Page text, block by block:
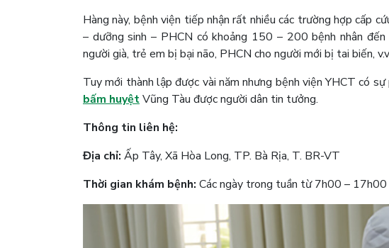
Hàng này, bệnh viện tiếp nhận rất nhiều các trường hợp cấp
– dưỡng sinh – PHCN có khoảng 150 – 200 bệnh nhân
người già, trẻ em bị bại não, PHCN cho người mới bị tai biến,
Tuy mới thành lập được vài năm nhưng bệnh viện YHCT có
bấm huyệtVũng Tàu được người dân tin tưởng.
Thông tin liên hệ:
Địa chỉ: Ấp Tây, Xã Hòa Long, TP. Bà Rịa, T. BR-VT
Thời gian khám bệnh: Các ngày trong tuần từ 7h00 – 17h00